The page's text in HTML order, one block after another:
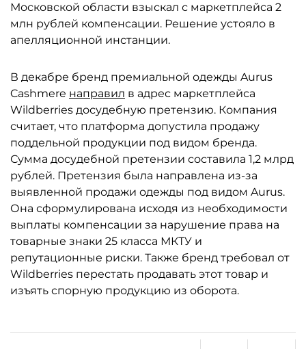
Московской области взыскал с маркетплейса 2
млн рублей компенсации. Решение устояло в
апелляционной инстанции.
В декабре бренд премиальной одежды Aurus
Cashmere направил в адрес маркетплейса
Wildberries досудебную претензию. Компания
считает, что платформа допустила продажу
поддельной продукции под видом бренда.
Сумма досудебной претензии составила 1,2 млрд
рублей. Претензия была направлена из-за
выявленной продажи одежды под видом Aurus.
Она сформулирована исходя из необходимости
выплаты компенсации за нарушение права на
товарные знаки 25 класса МКТУ и
репутационные риски. Также бренд требовал от
Wildberries перестать продавать этот товар и
изъять спорную продукцию из оборота.